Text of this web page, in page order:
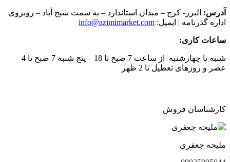
آدرس: البرز- کرج – میدان استاندارد – به سمت شیخ آباد – روبروی
اداره گذرنامه | ایمیل: info@azimimarket.com
ساعات کاری:
شنبه تا چهارشنبه از ساعت 7 صبح تا 18 – پنج شنبه 7 صبح تا 4
عصر و روزهای تعطیل تا 2 ظهر
کارشناسان فروش
ملیحه جعفری